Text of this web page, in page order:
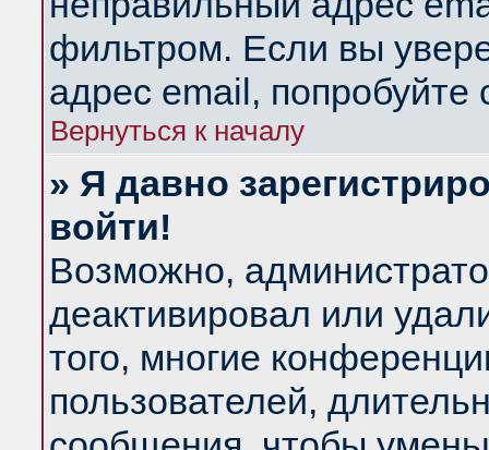
фильтром. Если вы
адрес email, попробуйте
Вернуться к началу
» Я давно
войти!
Возможно,
деактивировал или
того, многие
пользователей,